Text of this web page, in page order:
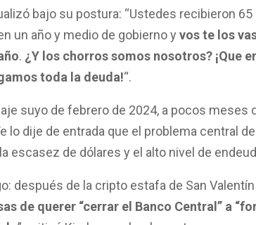
bajo su postura: “Ustedes recibieron
un año y medio de gobierno y vos te los
. ¿Y los chorros somos nosotros? ¡Que
toda la deuda! “.
suyo de febrero de 2024, a pocos meses
lo dije de entrada que el problema central
escasez de dólares y el alto nivel de
después de la cripto estafa de San
de querer “cerrar el Banco Central” a